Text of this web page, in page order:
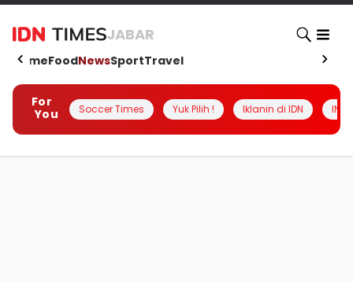
JABAR
HomeFoodNewsSportTravel
For
You
Soccer Times Yuk Pilih ! Iklanin di IDN